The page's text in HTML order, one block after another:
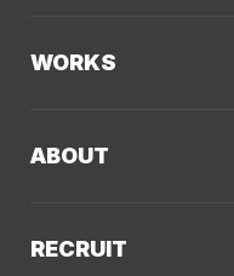
Web制作
デザイン・ブラン
システム開発・DX
LLMO／AIO／
WORKS
ABOUT
RECRUIT